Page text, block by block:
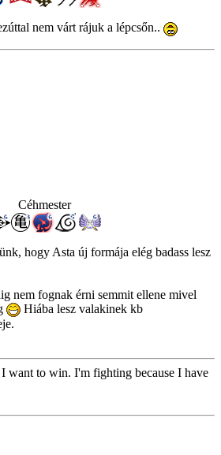
nem várt rájuk a lépcsőn..
Céhmester
hogy Asta új formája elég badass lesz
nem fognak érni semmit ellene mivel
Hiába lesz valakinek kb
want to win. I'm fighting because I have